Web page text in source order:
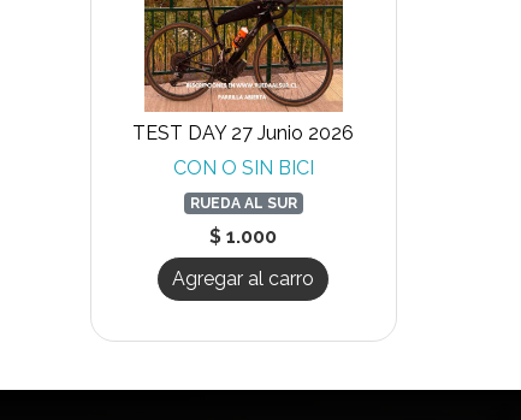
TEST DAY 27 Junio 2026
CON O SIN BICI
RUEDA AL SUR
$ 1.000
Agregar al carro